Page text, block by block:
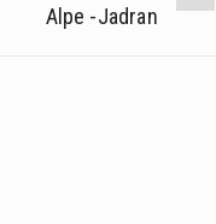
Alpe -Jadran